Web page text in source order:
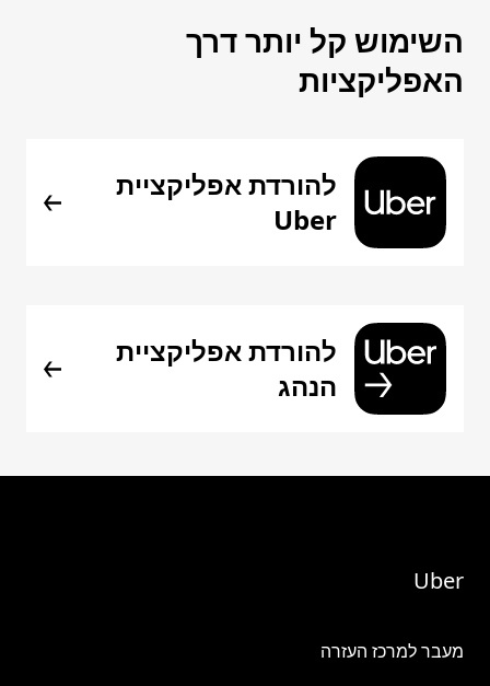
השימוש קל יותר דרך
האפליקציות
להורדת אפליקציית
Uber
להורדת אפליקציית
הנהג
Uber
מעבר למרכז העזרה